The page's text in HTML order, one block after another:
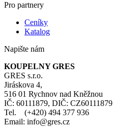
Pro partnery
Ceníky
Katalog
Napište nám
KOUPELNY GRES
GRES s.r.o.
Jiráskova 4,
516 01 Rychnov nad Kněžnou
IČ: 60111879, DIČ: CZ60111879
Tel. (+420) 494 377 936
Email: info@gres.cz